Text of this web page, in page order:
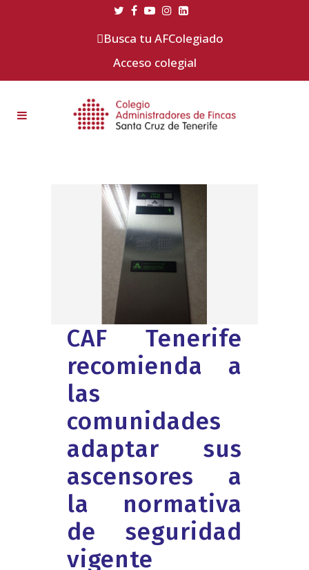
Busca tu AFColegiado
Acceso colegial
CAF Tenerife
recomienda a
las
comunidades
adaptar sus
ascensores a
la normativa
de seguridad
vigente